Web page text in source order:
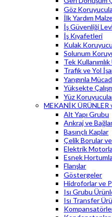
Göz
İlk Yardım
İş Güvenliği
İş Kıyafetleri
Kulak
Solunum
Tek
Trafik ve Yol
Yangınla
Yüksekte
Yüz
MEKANİK ÜRÜNLER
Alt Yapı Grubu
Ankraj ve
Basınçlı Kaplar
Çelik Borular
Elektrik
Esnek
Flanşlar
Göstergeler
Hidroforlar ve
Isı Grubu
Isı Transfer